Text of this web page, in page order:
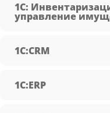
1С:
управление
1С:CRM
1С:ERP